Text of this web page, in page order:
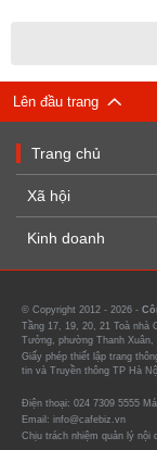
Lên đầu trang
Trang chủ
Xã hội
Kinh doanh
© Copyright 2012 - 2026 -
Tầng 17, 19, 20, 21 Toà nhà
Tưởng, phường Thanh Xuân,
Giấy phép thiết lập trang
tin và Truyền thông TP Hà
Điện thoại: 024 7309 5555
Email: info@cafebiz.vn
Chịu trách nhiệm quản lý nội